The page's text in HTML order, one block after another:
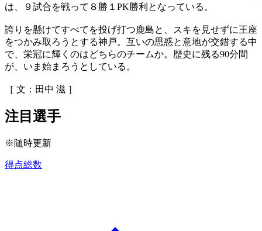
は、９試合を戦って８勝１PK勝利となっている。
誇りを懸けてすべてを投げ打つ鹿島と、スキを見せずに王座
をつかみ取ろうとする神戸。互いの思惑と意地が交錯する中
で、栄冠に輝くのはどちらのチームか。歴史に残る90分間
が、いま始まろうとしている。
［ 文：田中 滋 ］
注目選手
※随時更新
得点総数